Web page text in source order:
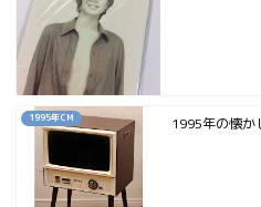
1995年CM 1995年の懐か